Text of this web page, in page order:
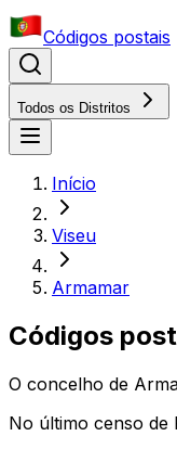
Códigos postais
Todos os Distritos
Início
Viseu
Armamar
Códigos
O concelho de
No último censo de